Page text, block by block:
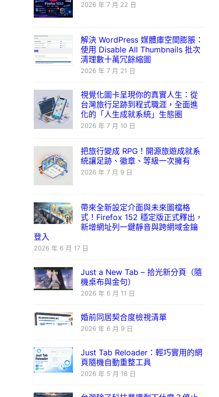
2026 年 7 月 22 日
解決 WordPress 媒體庫空間膨脹：
使用 Disable All Thumbnails 批次
清理數十萬冗餘縮圖
2026 年 7 月 21 日
視覺化圖卡呈現你的真實人生：從
台灣旅行足跡到程式職涯，全面進
化的「人生成就系統」生態圈
2026 年 7 月 10 日
把旅行變成 RPG！開源旅遊成就系
統讓足跡、徽章、等級一次擁有
2026 年 7 月 9 日
帶來全新設定介面與未來圖檔格
式！Firefox 152 穩定版正式釋出，
新增網址列一鍵靜音與跨網域金鑰
登入
2026 年 6 月 17 日
Just a New Tab – 拾光新分頁（隨
機桌布與金句）
2026 年 6 月 11 日
婚前同居契合度檢視清單
2026 年 6 月 9 日
Just Tab Reloader：輕巧實用的網
頁隨機自動重整工具
2026 年 5 月 18 日